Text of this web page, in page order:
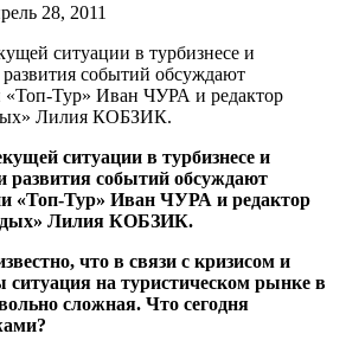
28, 2011
ситуации в турбизнесе и
событий обсуждают
«Топ-Тур» Иван ЧУРА и редактор
Лилия КОБЗИК.
ситуации в турбизнесе и
развития событий обсуждают
«Топ-Тур» Иван ЧУРА и редактор
Лилия КОБЗИК.
что в связи с кризисом и
ситуация на туристическом рынке в
сложная. Что сегодня